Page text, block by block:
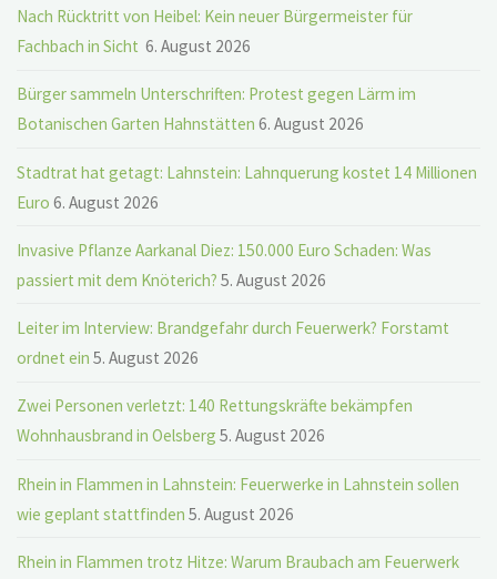
Nach Rücktritt von Heibel: Kein neuer Bürgermeister für
Fachbach in Sicht 6. August 2026
Bürger sammeln Unterschriften: Protest gegen Lärm im
Botanischen Garten Hahnstätten 6. August 2026
Stadtrat hat getagt: Lahnstein: Lahnquerung kostet 14 Millionen
Euro 6. August 2026
Invasive Pflanze Aarkanal Diez: 150.000 Euro Schaden: Was
passiert mit dem Knöterich? 5. August 2026
Leiter im Interview: Brandgefahr durch Feuerwerk? Forstamt
ordnet ein 5. August 2026
Zwei Personen verletzt: 140 Rettungskräfte bekämpfen
Wohnhausbrand in Oelsberg 5. August 2026
Rhein in Flammen in Lahnstein: Feuerwerke in Lahnstein sollen
wie geplant stattfinden 5. August 2026
Rhein in Flammen trotz Hitze: Warum Braubach am Feuerwerk